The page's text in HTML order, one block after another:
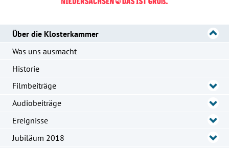
Über die Klosterkammer
Was uns ausmacht
Historie
Filmbeiträge
Audiobeiträge
Ereignisse
Jubiläum 2018